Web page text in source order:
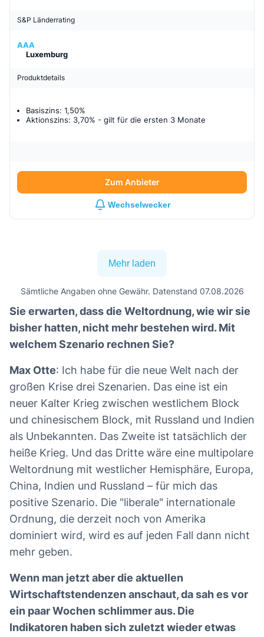
S&P Länderrating
AAA
Luxemburg
Produktdetails
Basiszins: 1,50%
Aktionszins: 3,70% - gilt für die ersten 3 Monate
Zum Anbieter
Wechselwecker
Mehr laden
Sämtliche Angaben ohne Gewähr. Datenstand 07.08.2026
Sie erwarten, dass die Weltordnung, wie wir sie
bisher hatten, nicht mehr bestehen wird. Mit
welchem Szenario rechnen Sie?
Max Otte: Ich habe für die neue Welt nach der
großen Krise drei Szenarien. Das eine ist ein
neuer Kalter Krieg zwischen westlichem Block
und chinesischem Block, mit Russland und Indien
als Unbekannten. Das Zweite ist tatsächlich der
heiße Krieg. Und das Dritte wäre eine multipolare
Weltordnung mit westlicher Hemisphäre, Europa,
China, Indien und Russland – für mich das
positive Szenario. Die "liberale" internationale
Ordnung, die derzeit noch von Amerika
dominiert wird, wird es auf jeden Fall dann nicht
mehr geben.
Wenn man jetzt aber die aktuellen
Wirtschaftstendenzen anschaut, da sah es vor
ein paar Wochen schlimmer aus. Die
Indikatoren haben sich zuletzt wieder etwas